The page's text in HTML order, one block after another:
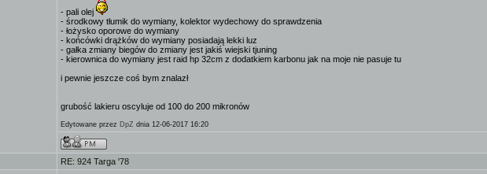
- pali olej
- środkowy tłumik do wymiany, kolektor wydechowy do sprawdzenia
- łożysko oporowe do wymiany
- końcówki drążków do wymiany posiadają lekki luz
- gałka zmiany biegów do zmiany jest jakiś wiejski tjuning
- kierownica do wymiany jest raid hp 32cm z dodatkiem karbonu jak na moje nie pasuje tu
i pewnie jeszcze coś bym znalazł
grubość lakieru oscyluje od 100 do 200 mikronów
Edytowane przez DpZ dnia 12-06-2017 16:20
RE: 924 Targa '78